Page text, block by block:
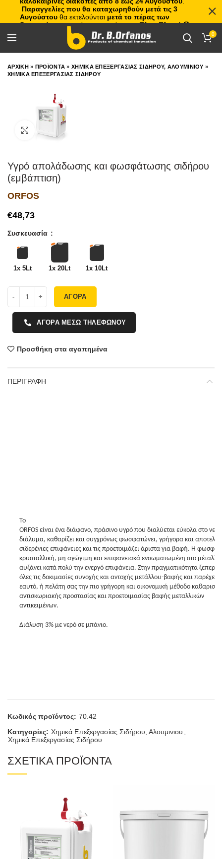
0
ΑΡΧΙΚΗ» ΠΡΟΪΟΝΤΑ »ΧΗΜΙΚΑ ΕΠΕΞΕΡΓΑΣΙΑΣ ΣΙΔΗΡΟΥ, ΑΛΟΥΜΙΝΙΟΥ »
ΧΗΜΙΚΑ ΕΠΕΞΕΡΓΑΣΙΑΣ ΣΙΔΗΡΟΥ
Υγρό απολάδωσης και φωσφάτωσης σιδήρου
(εμβάπτιση)
ORFOS
€
Συσκευασία
1x 5Lt 1x 20Lt 1x 10Lt
ΑΓΟΡΑ
ΑΓΟΡΑ ΜΕΣΩ ΤΗΛΕΦΩΝΟΥ
Προσθήκη στα αγαπημένα
ΠΕΡΙΓΡΑΦΗ
Το
ORFOS είναι ένα διάφανο, πράσινο υγρό που διαλύεται εύκολα στο
διάλυμα, καθαρίζει και συγχρόνως φωσφατώνει, γρήγορα και
σιδερένιες επιφάνειες και τις προετοιμάζει άριστα για βαφή. Η
κρυσταλλική, μη αγώγιμη και επιφανειακά ενσωματωμένη στο
αυξάνει κατά πολύ την ενεργό επιφάνεια. Στην πραγματικότητα
όλες τις δοκιμασίες συνοχής και αντοχής μετάλλου-βαφής και παρέχετε
εαυτό, ή πελάτη σας την πιο γρήγορη και οικονομική μέθοδο
αντισκωριακής προστασίας και προετοιμασίας βαφής μεταλλικών
αντικειμένων.
Διάλυση 3% με νερό σε μπάνιο.
Κωδικός προϊόντος: 70.42
Κατηγορίες: Χημικά Επεξεργασίας Σιδήρου, Αλουμινιου
Χημικά Επεξεργασίας Σιδήρου
ΣΧΕΤΙΚΑ ΠΡΟΪΟΝΤΑ
Παραγγελίες που θα καταχωρηθούν μετά τις 3
Αυγούστου θα εκτελούνται μετά το πέρας των
διακοπών, με σειρά προτεραιότητας.Πλιτς Πλατς!🏖️🌊